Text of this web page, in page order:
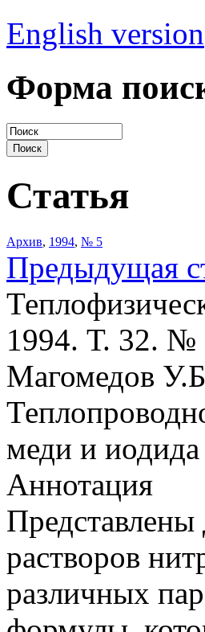
English version
Форма
Статья
Архив, 1994, № 5
Предыдущая
1994. Т. 32. №
Магомедов
меди и иодида
Аннотация
растворов
различных